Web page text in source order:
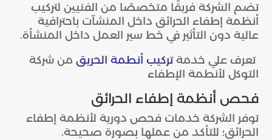
تضم الشركة فريقًا متخصصًا من الفنيين لتركيب
أنظمة إطفاء الحرائق داخل المنشآت باحترافية
عالية دون التأثير في خط سير العمل داخل المنشأة.
تعرف علي خدمةتركيب أنطمة الحريق من شركة
التوكل لأنطمة الإطفاء
فحص أنظمة إطفاء الحرائق
توفر الشركة خدمات فحص دورية لأنظمة إطفاء
الحرائق؛ للتأكد من عملها بصورة صحيحة.